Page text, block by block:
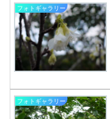
フォトギャラリー
フォトギャラリー